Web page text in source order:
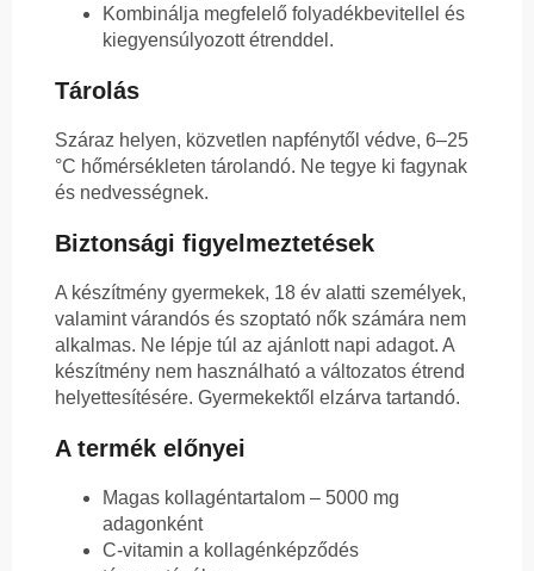
Kombinálja megfelelő folyadékbevitellel és
kiegyensúlyozott étrenddel.
Tárolás
Száraz helyen, közvetlen napfénytől védve, 6–25
°C hőmérsékleten tárolandó. Ne tegye ki fagynak
és nedvességnek.
Biztonsági figyelmeztetések
A készítmény gyermekek, 18 év alatti személyek,
valamint várandós és szoptató nők számára nem
alkalmas. Ne lépje túl az ajánlott napi adagot. A
készítmény nem használható a változatos étrend
helyettesítésére. Gyermekektől elzárva tartandó.
A termék előnyei
Magas kollagéntartalom – 5000 mg
adagonként
C-vitamin a kollagénképződés